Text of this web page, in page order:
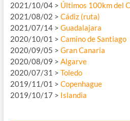
2021/10/04 > Últimos 100km del
2021/08/02 > Cádiz (ruta)
2021/07/14 > Guadalajara
2020/10/01 > Camino de Santiago
2020/09/05 > Gran Canaria
2020/08/09 > Algarve
2020/07/31 > Toledo
2019/11/01 > Copenhague
2019/10/17 > Islandia